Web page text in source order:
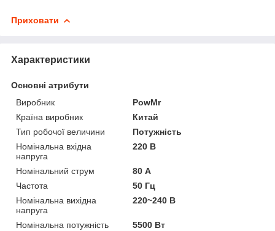
Приховати
Характеристики
Основні атрибути
Виробник
PowMr
Країна виробник
Китай
Тип робочої величини
Потужність
Номінальна вхідна
напруга
220 В
Номінальний струм
80 А
Частота
50 Гц
Номінальна вихідна
напруга
220~240 В
Номінальна потужність
5500 Вт